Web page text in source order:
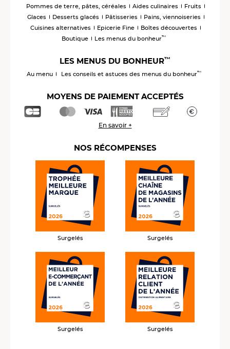
Pommes de terre, pâtes, céréales
Aides culinaires
Fruits
Glaces
Desserts glacés Pâtisseries
Pains, viennoiseries
Cuisines alternatives
Epicerie Fine
Boîtes découvertes
Boutique
Les menus du bonheur™
LES MENUS DU BONHEUR™
Au menu Les conseils et astuces des menus du bonheur™
MOYENS DE PAIEMENT ACCEPTÉS
En savoir +
NOS RÉCOMPENSES
Surgelés Surgelés
Surgelés Surgelés